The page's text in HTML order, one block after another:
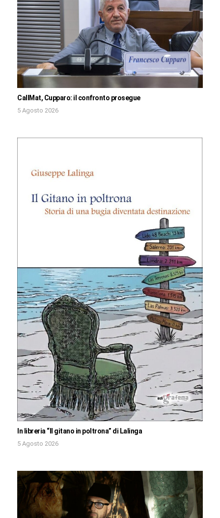
CallMat, Cupparo: il confronto prosegue
5 Agosto 2026
In libreria “Il gitano in poltrona” di Lalinga
5 Agosto 2026